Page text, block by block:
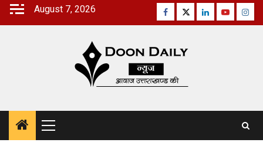
Skip
August 7, 2026 Facebook
TwitterLinkedinYoutube
Primary
Menu